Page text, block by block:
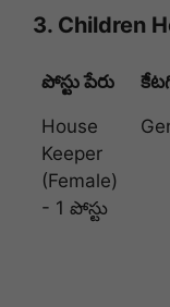
3. Children
పోస్టు పేరు
House
Keeper
(Female)
- 1 పోస్టు